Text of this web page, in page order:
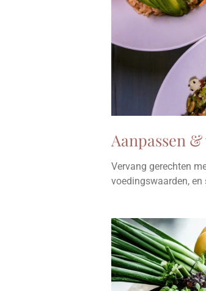
Aanpassen
Vervang gerechten
voedingswaarden,